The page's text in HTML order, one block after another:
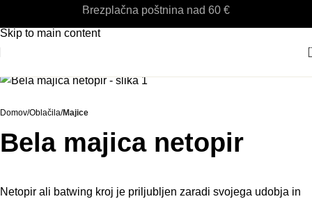
Skip to navigation
Skip to main content
Brezplačna poštnina nad 60 €
Domov Oblačila Majice
Bela majica netopir
Netopir ali batwing kroj je priljubljen zaradi svojega udobja in